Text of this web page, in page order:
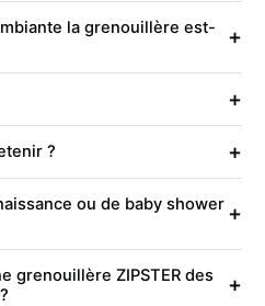
la grenouillère est-
+
+
? +
ou de baby shower +
grenouillère ZIPSTER des
+